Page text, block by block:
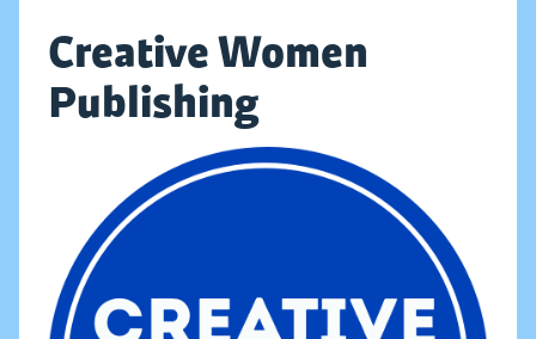
Creative Women
Publishing